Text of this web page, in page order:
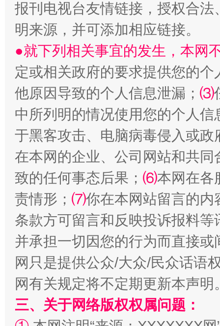
受贿1.44亿！段成刚被判无期 从幼
全民健身五年计划来了！等你上场
阿坝州三大球赛在茂县开幕
报刊电视台友情链接，授权合
明来源，并可添加相应链接。
●就下列相关事宜的发生，本网
定或相关政府的要求提供您的个
他原因导致的个人信息泄漏； ⑶
中所列明的情况使用您的个人
于黑客攻击、电脑病毒侵入或
在本网的企业、公司网站和共
致的任何事态后果； ⑹本网在各
责情形； ⑺你在本网站留言的内
条款方可留言和反映投诉报料
并承担一切因您的行为而直接
网只是提供公众/大众/民众话语
网有关规定将不定期更新本声明
三、关于网络版权权属问题：